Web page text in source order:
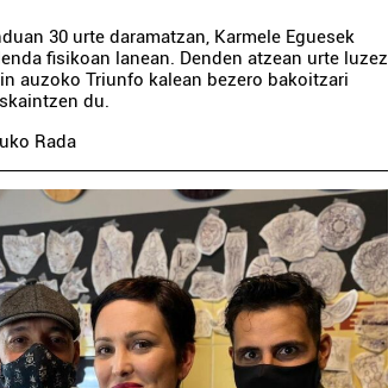
30 urte daramatzan, Karmele Eguesek
fisikoan lanean. Denden atzean urte luzez
auzoko Triunfo kalean bezero bakoitzari
du.
Rada